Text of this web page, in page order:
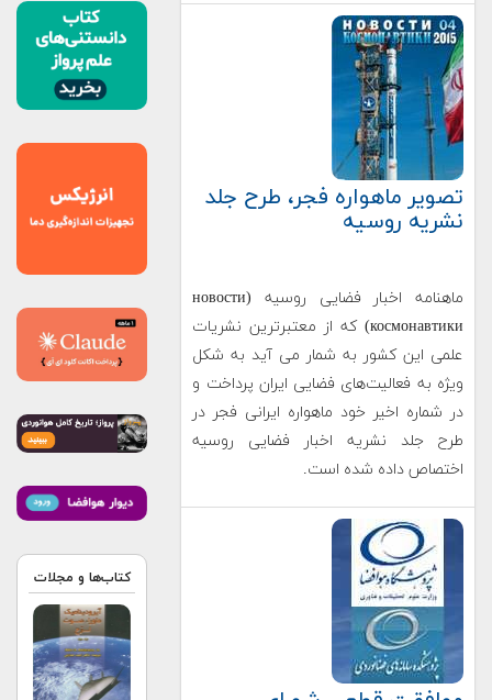
تصویر ماهواره فجر، طرح جلد
نشریه روسیه
ماهنامه اخبار فضایی روسیه (новости
космонавтики) که از معتبرترین نشریات
علمی این کشور به شمار می آید به شکل
ویژه به فعالیت‌های فضایی ایران پرداخت و
در شماره اخیر خود ماهواره ایرانی فجر در
طرح جلد نشریه اخبار فضایی روسیه
اختصاص داده شده است.
کتاب‌ها و مجلات